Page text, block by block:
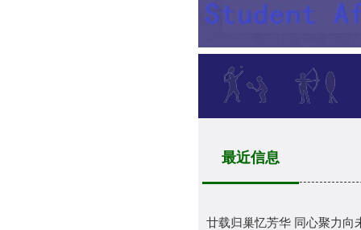
最近信息
廿载归巢忆芳华 同心聚力